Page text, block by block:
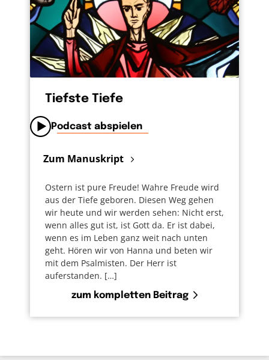
Gib nicht auf. Mach weiter. Für diesen einen,
für diese eine ändert sich was.
Ich möchte beten:
Gebet
Vater im Himmel. Es gibt so viele Menschen,
schon viele Jahre leiden. Durch Krankheit,
aufgegeben. Viele, die stärker sind, haben sich
alleingelassen. Häufig sind sie es auch.
Du wendest dich ihnen zu. Du bist ihnen
nahe. Die Hoffnung soll nicht verschwinden.
Und wir sollen in deinem Namen auf deiner
Erde unterwegs sein.
Wecke du immer wieder neue Hoffnung. Und
Tiefste Tiefe
Podcast abspielen
Zum Manuskript
Ostern ist pure Freude! Wahre Freude wird
aus der Tiefe geboren. Diesen Weg gehen
wir heute und wir werden sehen: Nicht erst,
wenn alles gut ist, ist Gott da. Er ist dabei,
wenn es im Leben ganz weit nach unten
geht. Hören wir von Hanna und beten wir
mit dem Psalmisten. Der Herr ist
auferstanden. […]
zum kompletten Beitrag